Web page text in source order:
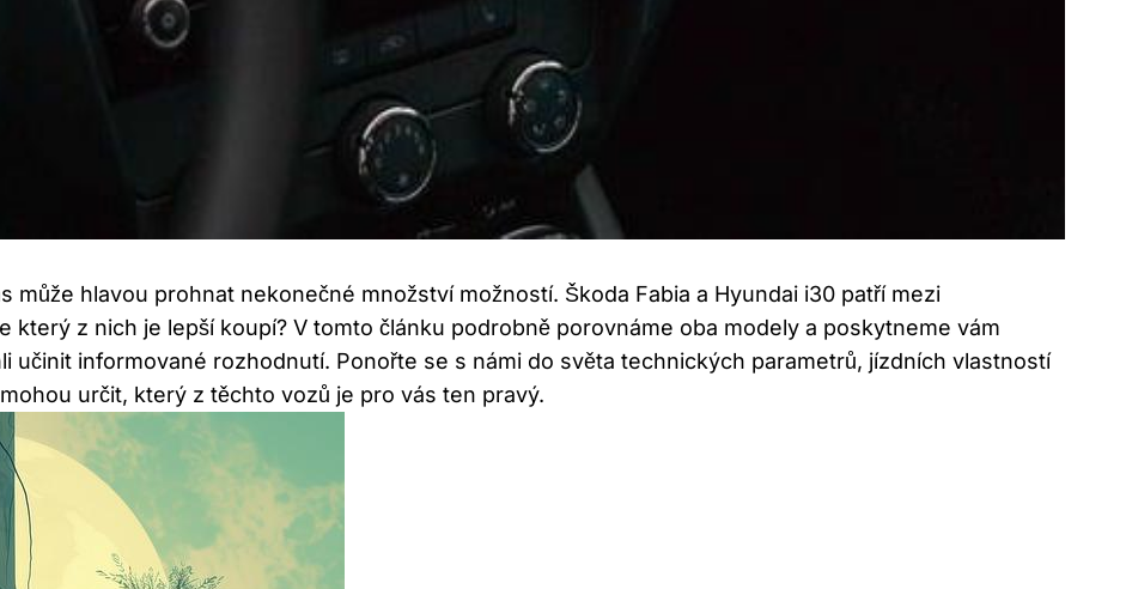
může hlavou prohnat nekonečné množství možností. Škoda Fabia a Hyundai i30 patří mezi
který z nich je lepší koupí? V tomto článku podrobně porovnáme oba modely a poskytneme vám
učinit informované rozhodnutí. Ponořte se s námi do světa technických parametrů, jízdních vlastností
určit, který z těchto vozů je pro vás ten pravý.